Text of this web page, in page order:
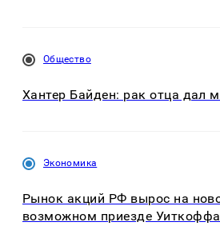
Общество
Хантер Байден: рак отца дал
Экономика
Рынок акций РФ вырос на
возможном приезде